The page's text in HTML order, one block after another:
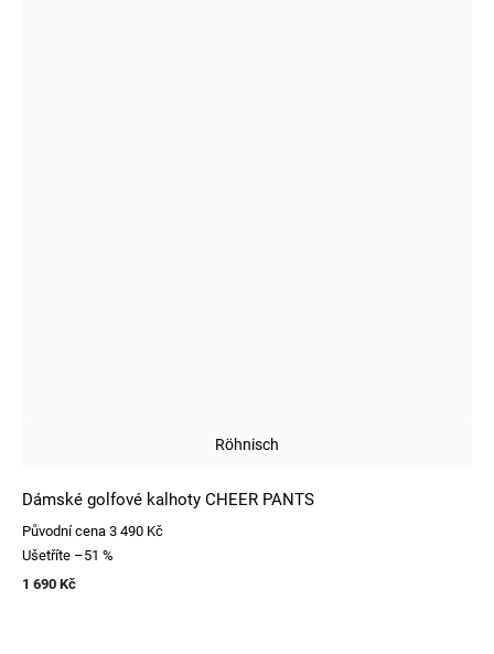
Röhnisch
Dámské golfové kalhoty CHEER PANTS
Původní cena 3 490 Kč
Ušetříte –51 %
1 690 Kč